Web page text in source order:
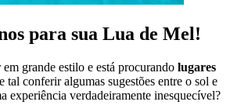
para sua Lua de Mel!
grande estilo e está procurando lugares
tal conferir algumas sugestões entre o sol e
experiência verdadeiramente inesquecível?